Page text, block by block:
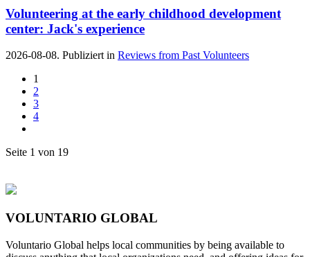
Volunteering at the early childhood development
center: Jack's experience
2026-08-08. Publiziert in Reviews from Past Volunteers
1
2
3
4
Seite 1 von 19
VOLUNTARIO GLOBAL
Voluntario Global helps local communities by being available to